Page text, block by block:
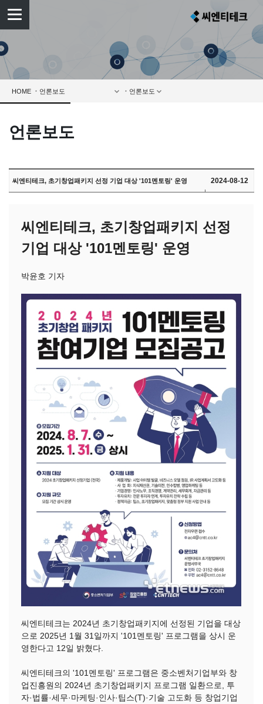
HOME
언론보도
씨엔티테크, 초기창업패키지 선정 기업 대상 '101멘토링' 운영 2024-08-12
씨엔티테크, 초기창업패키지 선정
기업 대상 '101멘토링' 운영
박윤호 기자
씨엔티테크는 2024년 초기창업패키지에 선정된 기업을 대상
으로 2025년 1월 31일까지 '101멘토링' 프로그램을 상시 운
영한다고 12일 밝혔다.
씨엔티테크의 '101멘토링' 프로그램은 중소벤처기업부와 창
업진흥원의 2024년 초기창업패키지 프로그램 일환으로, 투
자·법률·세무·마케팅·인사·팁스(T)·기술 고도화 등 창업기업